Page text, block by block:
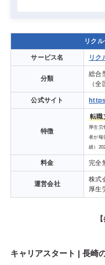
リク
サービス名 リク
分類
総合
（
公式サイト
特徴
転職
厚生労
者が報
績）
料金 完全
運営会社
株式
厚生
キャリアスタート | 長崎